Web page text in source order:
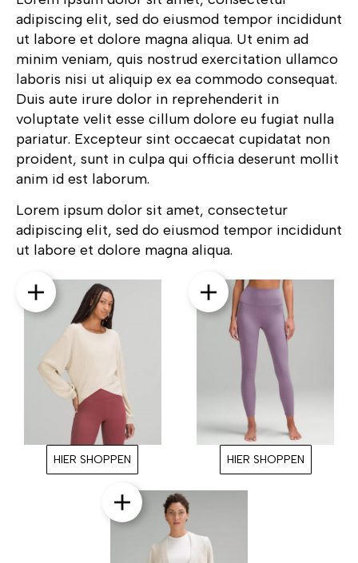
adipiscing elit, sed do eiusmod tempor incididunt
ut labore et dolore magna aliqua. Ut enim ad
minim veniam, quis nostrud exercitation ullamco
laboris nisi ut aliquip ex ea commodo consequat.
Duis aute irure dolor in reprehenderit in
voluptate velit esse cillum dolore eu fugiat nulla
pariatur. Excepteur sint occaecat cupidatat non
proident, sunt in culpa qui officia deserunt mollit
anim id est laborum.
Lorem ipsum dolor sit amet, consectetur
adipiscing elit, sed do eiusmod tempor incididunt
ut labore et dolore magna aliqua.
HIER SHOPPEN HIER SHOPPEN